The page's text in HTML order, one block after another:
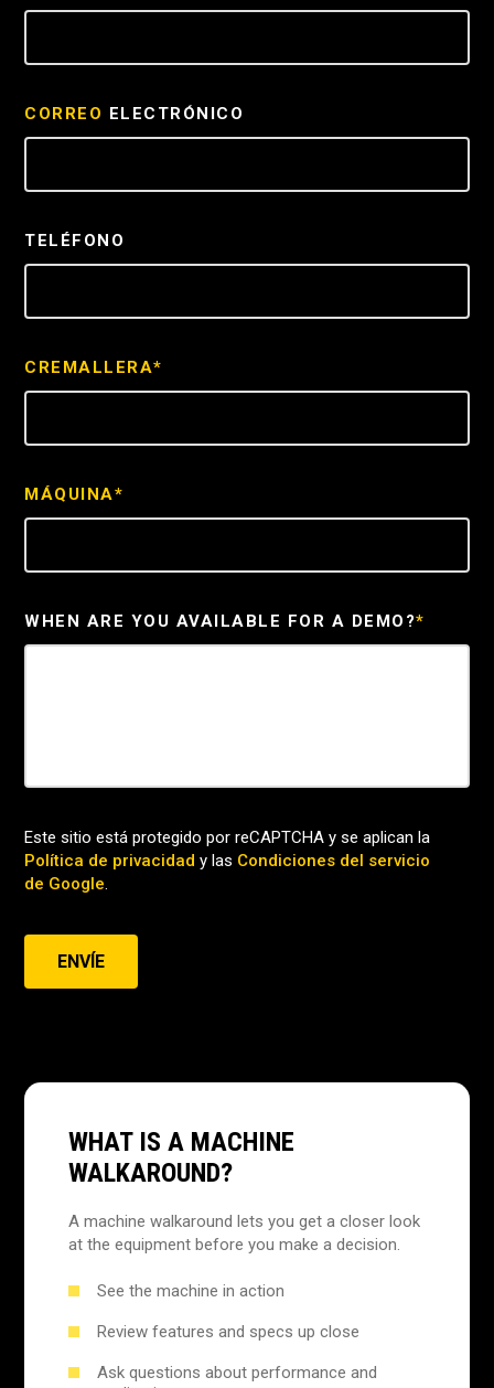
CORREO ELECTRÓNICO
TELÉFONO
CREMALLERA*
MÁQUINA*
WHEN ARE YOU AVAILABLE FOR A DEMO?*
Este sitio está protegido por reCAPTCHA y se aplican la
Política de privacidad y las Condiciones del servicio
de Google.
ENVÍE
WHAT IS A MACHINE
WALKAROUND?
A machine walkaround lets you get a closer look
at the equipment before you make a decision.
See the machine in action
Review features and specs up close
Ask questions about performance and